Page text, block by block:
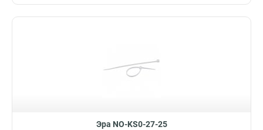
Эра NO-KS0-27-25